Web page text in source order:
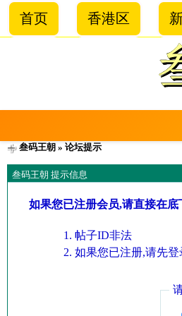
首页 香港区
叁码王朝 » 论坛提示
叁码王朝 提示信息
如果您已注册会员,请直接在
帖子ID非法
如果您已注册,请先